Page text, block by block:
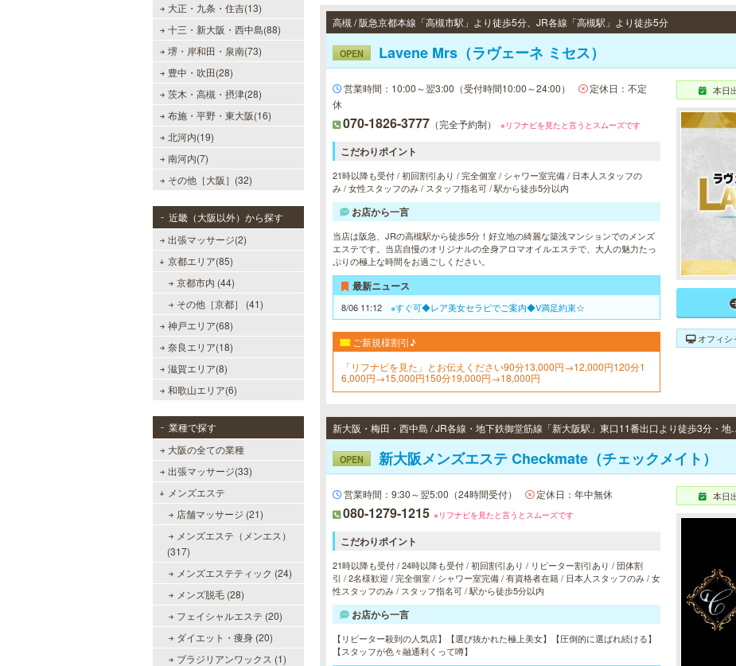
大正・九条・住吉(13)
十三・新大阪・西中島(88)
堺・岸和田・泉南(73)
豊中・吹田(28)
茨木・高槻・摂津(28)
布施・平野・東大阪(16)
北河内(19)
南河内(7)
その他［大阪］(32)
近畿（大阪以外）から探す
出張マッサージ(2)
京都エリア(85)
京都市内 (44)
その他［京都］ (41)
神戸エリア(68)
奈良エリア(18)
滋賀エリア(8)
和歌山エリア(6)
業種で探す
大阪の全ての業種
出張マッサージ(33)
メンズエステ
店舗マッサージ (21)
メンズエステ（メンエス）
(317)
メンズエステティック (24)
メンズ脱毛 (28)
フェイシャルエステ (20)
ダイエット・痩身 (20)
ブラジリアンワックス (1)
高槻 / 阪急京都本線「高槻市駅」より徒歩5分、JR各線「高槻駅」より徒歩5分
OPEN Lavene Mrs（ラヴェーネ ミセス）
営業時間：10:00～翌3:00（受付時間10:00～24:00）
定休日：不定
休
070-1826-3777 （完全予約制） ※リフナビを見たと言うとスムーズです
こだわりポイント
21時以降も受付 / 初回割引あり / 完全個室 / シャワー室完備 / 日本人スタッフの
み / 女性スタッフのみ / スタッフ指名可 / 駅から徒歩5分以内
お店から一言
当店は阪急、JRの高槻駅から徒歩5分！好立地の綺麗な築浅マンションでのメンズ
エステです。当店自慢のオリジナルの全身アロマオイルエステで、大人の魅力たっ
ぷりの極上な時間をお過ごしください。
最新ニュース
8/06 11:12 ※すぐ可◆レア美女セラピでご案内◆V満足約束☆
ご新規様割引♪
「リフナビを見た」とお伝えください90分13,000円→12,000円120分1
6,000円→15,000円150分19,000円→18,000円
本日
オフィシ
新大阪・梅田・西中島 / JR各線・地下鉄御堂筋線「新大阪駅」東口11番出口より徒歩3分・
OPEN 新大阪メンズエステ Checkmate（チェックメイト）
営業時間：9:30～翌5:00（24時間受付） 定休日：年中無休
080-1279-1215 ※リフナビを見たと言うとスムーズです
こだわりポイント
21時以降も受付 / 24時以降も受付 / 初回割引あり / リピーター割引あり / 団体割
引 / 2名様歓迎 / 完全個室 / シャワー室完備 / 有資格者在籍 / 日本人スタッフのみ / 女
性スタッフのみ / スタッフ指名可 / 駅から徒歩5分以内
お店から一言
【リピーター殺到の人気店】【選び抜かれた極上美女】【圧倒的に選ばれ続ける】
【スタッフが色々融通利くって噂】
本日